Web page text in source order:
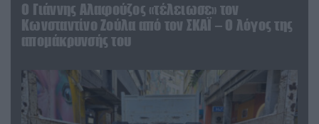
Ο Γιάννης Αλαφούζος «τέλειωσε» τον
Κωνσταντίνο Ζούλα από τον ΣΚΑΪ – Ο λόγος της
απομάκρυνσής του